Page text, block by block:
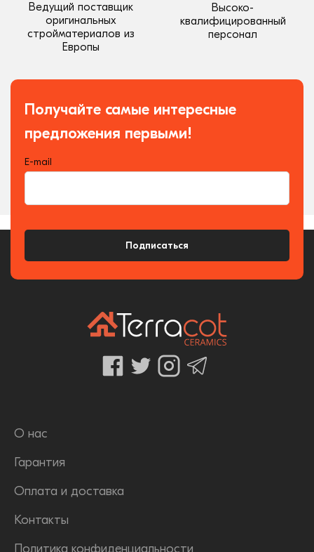
Ведущий поставщик
оригинальных
стройматериалов из
Европы
Высоко-
квалифицированный
персонал
Получайте самые интересные
предложения первыми!
E-mail
Подписаться
О нас
Гарантия
Оплата и доставка
Контакты
Политика конфиденциальности